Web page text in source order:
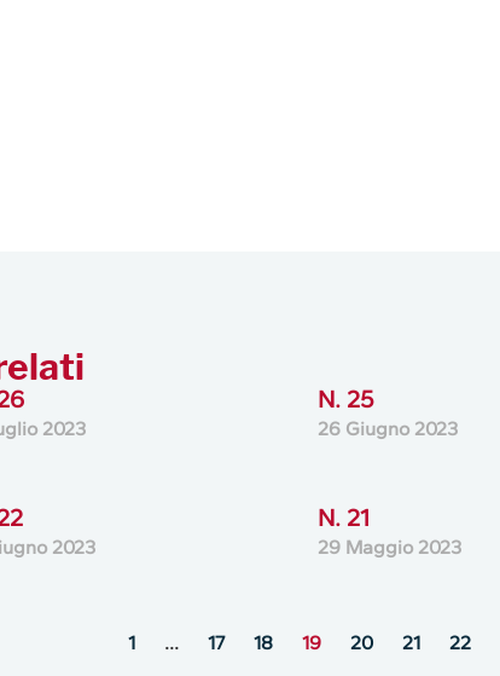
2023
N. 25
26 Giugno 2023
2023
N. 21
29 Maggio 2023
1 … 17 18 19 20 21 22